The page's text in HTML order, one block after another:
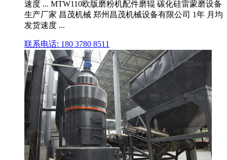
速度 ... MTW110欧版磨粉机配件磨辊 碳化硅雷蒙磨设备
生产厂家 昌茂机械 郑州昌茂机械设备有限公司 1年 月均
发货速度 ...
联系电话: 180 3780 8511